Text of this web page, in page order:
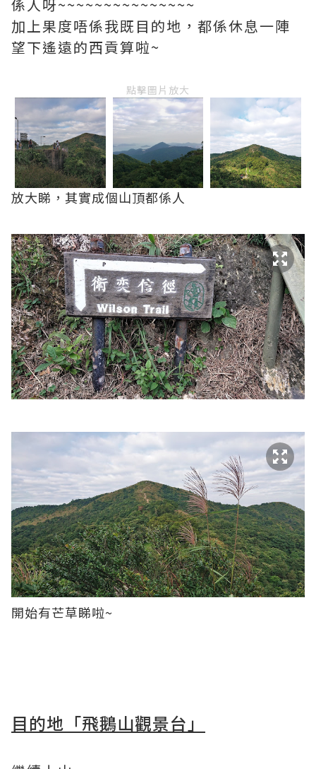
係人呀~~~~~~~~~~~~~~~
加上果度唔係我既目的地，都係休息一陣
望下遙遠的西貢算啦~
點擊圖片放大
放大睇，其實成個山頂都係人
開始有芒草睇啦~
目的地「飛鵝山觀景台」